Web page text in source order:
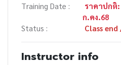
Training Date :
ราคาปกติ
ก.คง.68
Status :
Class
Instructor info